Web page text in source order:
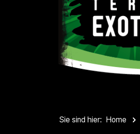
Sie sind hier: Home